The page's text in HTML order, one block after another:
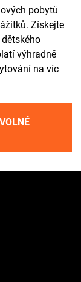
pobytů
Získejte
výhradně
na víc